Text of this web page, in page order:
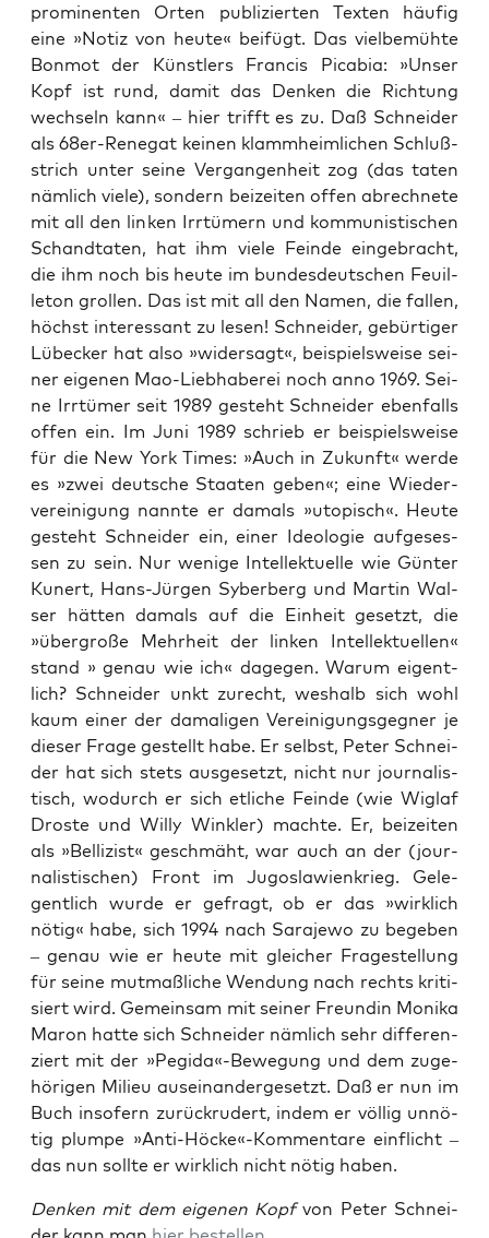
pro­mi­nen­ten Orten publi­zier­ten Tex­ten häu­fig
eine »Notiz von heu­te« bei­fügt. Das viel­be­müh­te
Bon­mot der Künst­lers Fran­cis Pica­bia: »Unser
Kopf ist rund, damit das Den­ken die Rich­tung
wech­seln kann« – hier trifft es zu. Daß Schnei­der
als 68er-Rene­gat kei­nen klamm­heim­li­chen Schluß­
strich unter sei­ne Ver­gan­gen­heit zog (das taten
näm­lich vie­le), son­dern bei­zei­ten offen abrech­ne­te
mit all den lin­ken Irr­tü­mern und kom­mu­nis­ti­schen
Schand­ta­ten, hat ihm vie­le Fein­de ein­ge­bracht,
die ihm noch bis heu­te im bun­des­deut­schen Feuil­
le­ton grol­len. Das ist mit all den Namen, die fal­len,
höchst inter­es­sant zu lesen! Schnei­der, gebür­ti­ger
Lübe­cker hat also »wider­sagt«, bei­spiels­wei­se sei­
ner eige­nen Mao-Lieb­ha­be­rei noch anno 1969. Sei­
ne Irr­tü­mer seit 1989 gesteht Schnei­der eben­falls
offen ein. Im Juni 1989 schrieb er bei­spiels­wei­se
für die New York Times: »Auch in Zukunft« wer­de
es »zwei deut­sche Staa­ten geben«; eine Wie­der­
ver­ei­ni­gung nann­te er damals »uto­pisch«. Heu­te
gesteht Schnei­der ein, einer Ideo­lo­gie auf­ge­ses­
sen zu sein. Nur weni­ge Intel­lek­tu­el­le wie Gün­ter
Kun­ert, Hans-Jür­gen Syber­berg und ­Mar­tin Wal­
ser hät­ten damals auf die Ein­heit gesetzt, die
»über­gro­ße Mehr­heit der lin­ken Intel­lek­tu­el­len«
stand » genau wie ich« dage­gen. War­um eigent­
lich? Schnei­der unkt zurecht, wes­halb sich wohl
kaum einer der dama­li­gen Ver­ei­ni­gungs­geg­ner je
die­ser Fra­ge gestellt habe. Er selbst, Peter Schnei­
der hat sich stets aus­ge­setzt, nicht nur jour­na­lis­
tisch, wodurch er sich etli­che Fein­de (wie Wiglaf
Dros­te und Wil­ly Wink­ler) mach­te. Er, bei­zei­ten
als »Bel­li­zist« geschmäht, war auch an der (jour­
na­lis­ti­schen) Front im Jugo­sla­wi­en­krieg. Gele­
gent­lich wur­de er gefragt, ob er das »wirk­lich
nötig« habe, sich 1994 nach Sara­je­wo zu bege­ben
– genau wie er heu­te mit glei­cher Fra­ge­stel­lung
für sei­ne mut­maß­li­che Wen­dung nach rechts kri­ti­
siert wird. Gemein­sam mit sei­ner Freun­din Moni­ka
Maron hat­te sich Schnei­der näm­lich sehr dif­fe­ren­
ziert mit der »Pegida«-Bewegung und dem zuge­
hö­ri­gen Milieu aus­ein­an­der­ge­setzt. Daß er nun im
Buch inso­fern zurück­ru­dert, indem er völ­lig unnö­
tig plum­pe »Anti-Höcke«-Kommentare ein­flicht –
das nun soll­te er wirk­lich nicht nötig haben.
Den­ken mit dem eige­nen Kopfvon Peter Schnei­